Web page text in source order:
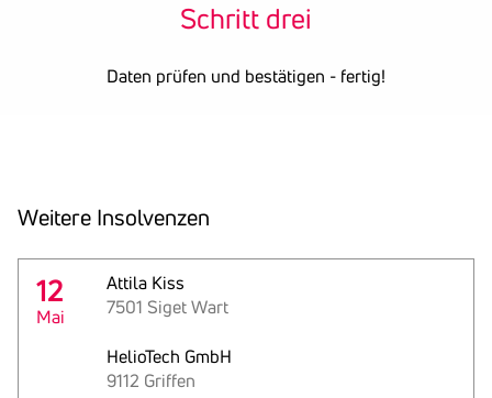
Schritt drei
Daten prüfen und bestätigen - fertig!
Weitere Insol­venzen
12
Mai
Attila Kiss
7501 Siget Wart
HelioTech GmbH
9112 Griffen